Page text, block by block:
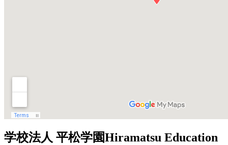
学校法人 平松学園Hiramatsu Education